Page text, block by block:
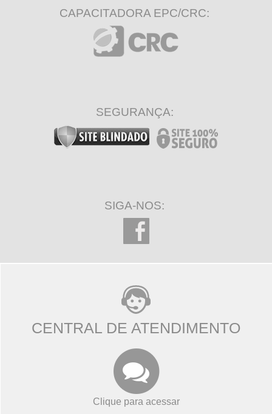
CAPACITADORA EPC/CRC:
SEGURANÇA:
SIGA-NOS:
CENTRAL DE ATENDIMENTO
Clique para acessar